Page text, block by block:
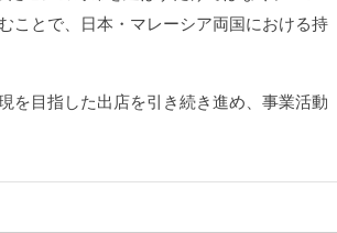
ことで、日本・ マレーシア両国における持
を目指した出店を引き続き進め、 事業活動